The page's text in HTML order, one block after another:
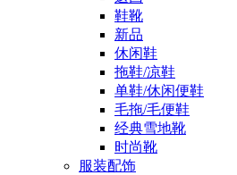
鞋靴
新品
休闲鞋
拖鞋/凉鞋
单鞋/休闲便鞋
毛拖/毛便鞋
经典雪地靴
时尚靴
服装配饰